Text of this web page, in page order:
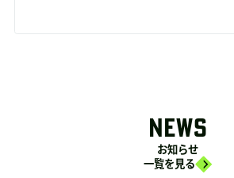
NEWS
お知らせ
一覧を見る